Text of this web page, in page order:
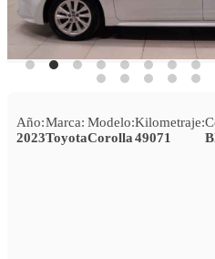
Año:
2023
Marca:
Toyota
Modelo:
Corolla
Kilometraje:
49071